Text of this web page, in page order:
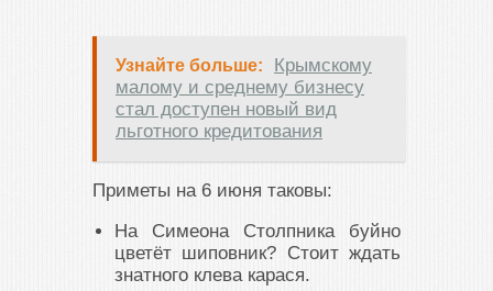
Узнайте больше:
Крымскому
малому и среднему бизнесу
стал доступен новый вид
льготного кредитования
Приметы на 6 июня таковы:
На Симеона Столпника буйно
цветёт шиповник? Стоит ждать
знатного клева карася.